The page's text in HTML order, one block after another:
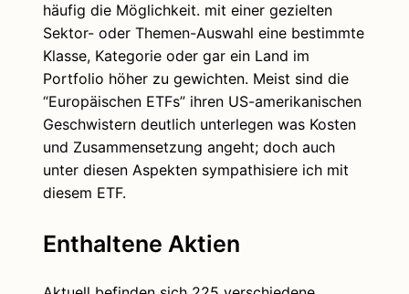
häufig die Möglichkeit. mit einer gezielten
Sektor- oder Themen-Auswahl eine bestimmte
Klasse, Kategorie oder gar ein Land im
Portfolio höher zu gewichten. Meist sind die
“Europäischen ETFs” ihren US-amerikanischen
Geschwistern deutlich unterlegen was Kosten
und Zusammensetzung angeht; doch auch
unter diesen Aspekten sympathisiere ich mit
diesem ETF.
Enthaltene Aktien